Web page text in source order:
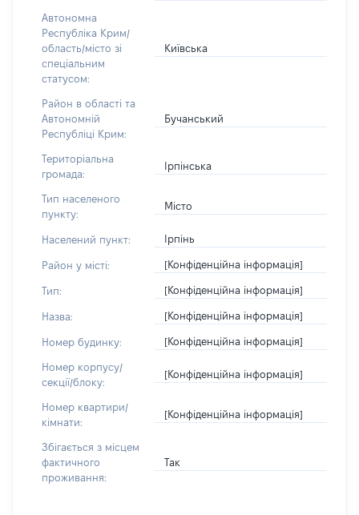
Автономна
Республіка Крим/
область/місто зі
спеціальним
статусом:
Київська
Район в області та
Автономній
Республіці Крим:
Бучанський
Територіальна
громада:
Ірпінська
Тип населеного
пункту:
Місто
Населений пункт: Ірпінь
Район у місті: [Конфіденційна інформація]
Тип: [Конфіденційна інформація]
Назва: [Конфіденційна інформація]
Номер будинку: [Конфіденційна інформація]
Номер корпусу/
секції/блоку:
[Конфіденційна інформація]
Номер квартири/
кімнати:
[Конфіденційна інформація]
Збігається з місцем
фактичного
проживання:
Так